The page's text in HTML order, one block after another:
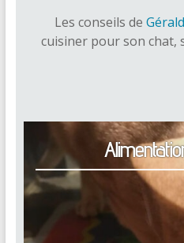
Les conseils de
cuisiner pour son chat,